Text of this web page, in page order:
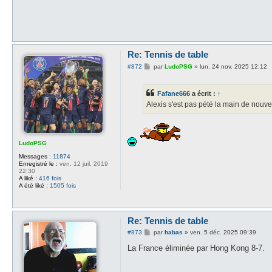
LudoPSG
Messages : 11874
Enregistré le : ven. 12 juil. 2019
22:30
A liké : 416 fois
A été liké : 1505 fois
Re: Tennis de table
#872
M
a
g
parLudoPSG »lun. 24 nov. 2025 12:12
Fafane666 a écrit : ↑
Alexis s'est pas pété la main de
Re: Tennis de table
#873
M
s
par habas »ven. 5 déc. 2025 09:39
La France éliminée par Hong Kong 8-7.